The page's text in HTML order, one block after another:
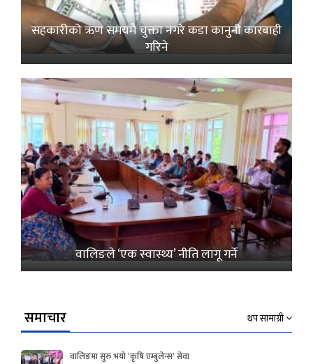
सहकारीको ऋण समयमै चुक्ता नगरे कडा कानुनी कारबाही
गरिने
वालिङले ‘एक स्वास्थ्य’ नीति लागू गर्ने
समाचार थप सामाग्री
वालिङमा सुरु भयो ‘कृषि एम्बुलेन्स’ सेवा